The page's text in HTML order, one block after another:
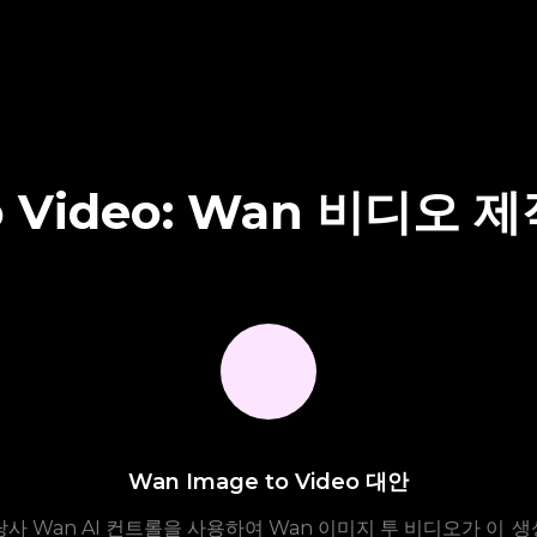
Wan 비디오 제
사
Wan Image to Video 대안
Wan AI 컨트롤을 사용하여 Wan 이미지 투 비디오가 이 생